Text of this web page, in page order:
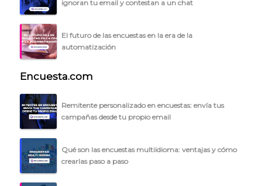
ignoran tu email y contestan a un chat
El futuro de las encuestas en la era de la
automatización
Encuesta.com
Remitente personalizado en encuestas: envía tus
campañas desde tu propio email
Qué son las encuestas multiidioma: ventajas y cómo
crearlas paso a paso